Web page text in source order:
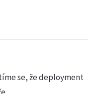
se, že deployment